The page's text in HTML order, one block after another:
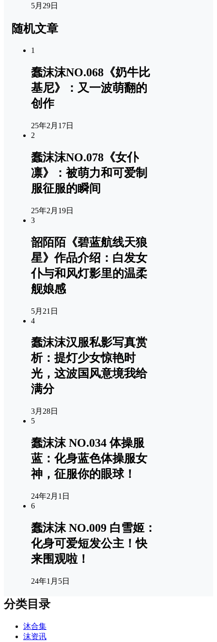
5月29日
随机文章
1
蠢沫沫NO.068《奶牛比
基尼》：又一波萌翻的
创作
25年2月17日
2
蠢沫沫NO.078《女仆
凛》：被萌力和可爱制
服征服的瞬间
25年2月19日
3
韶陌陌《碧蓝航线天狼
星》作品介绍：白发女
仆与和风灯影里的温柔
舰娘感
5月21日
4
蠢沫沫汉服私影写真赏
析：提灯少女惊艳时
光，这波国风意境我给
满分
3月28日
5
蠢沫沫 NO.034 体操服
蓝：化身蓝色体操服女
神，征服你的眼球！
24年2月1日
6
蠢沫沫 NO.009 白雪姬：
化身可爱短发公主！快
来围观啦！
24年1月5日
分类目录
沐合集
沫资讯